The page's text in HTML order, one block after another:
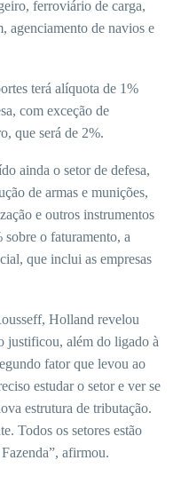
ferroviário de carga,
agenciamento de navios e
terá alíquota de 1%
com exceção de
que será de 2%.
ainda o setor de defesa,
de armas e munições,
e outros instrumentos
o faturamento, a
que inclui as empresas
Holland revelou
justificou, além do ligado à
fator que levou ao
estudar o setor e ver se
estrutura de tributação.
Todos os setores estão
afirmou.